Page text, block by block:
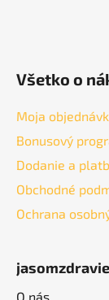
Všetko o
Moja
Bonusový
Dodanie a
Obchodné
Ochrana
O nás